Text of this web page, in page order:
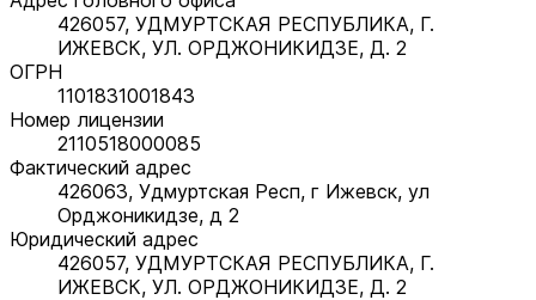
426057, УДМУРТСКАЯ РЕСПУБЛИКА, Г.
ИЖЕВСК, УЛ. ОРДЖОНИКИДЗЕ, Д. 2
ОГРН
1101831001843
Номер лицензии
2110518000085
Фактический адрес
426063, Удмуртская Респ, г Ижевск, ул
Орджоникидзе, д 2
Юридический адрес
426057, УДМУРТСКАЯ РЕСПУБЛИКА, Г.
ИЖЕВСК, УЛ. ОРДЖОНИКИДЗЕ, Д. 2